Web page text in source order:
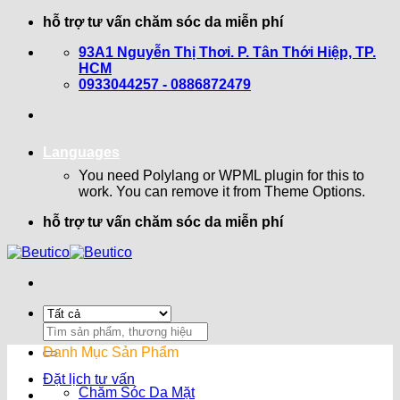
hỗ trợ tư vấn chăm sóc da miễn phí
93A1 Nguyễn Thị Thơi. P. Tân Thới Hiệp, TP.
HCM
0933044257 - 0886872479
Languages
You need Polylang or WPML plugin for this to
work. You can remove it from Theme Options.
hỗ trợ tư vấn chăm sóc da miễn phí
Search
for:
Đặt lịch tư vấn
Danh Mục Sản Phẩm
Chăm Sóc Da Mặt